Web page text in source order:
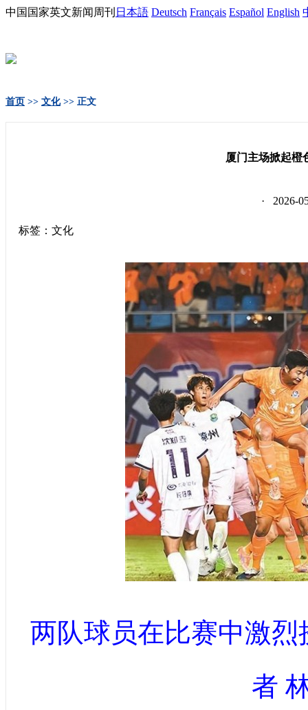
中国国家英文新闻周刊 日本語 Deutsch Français Español English
首页 >> 文化>> 正文
厦门主场掀起橙
· 2026-
标签：文化
两队球员在比赛中激
者